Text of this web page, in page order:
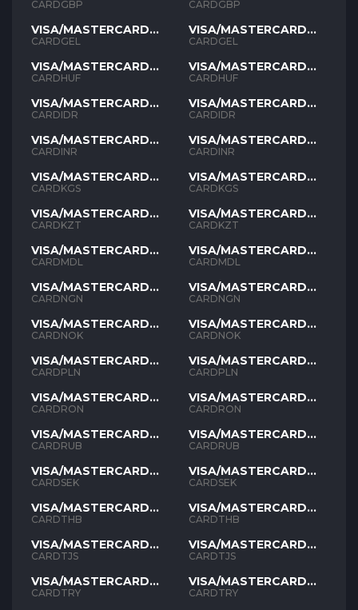
GBP
CARDGBP
VISA/MASTERCARD
GEL
CARDGEL
VISA/MASTERCARD
HUF
CARDHUF
VISA/MASTERCARD
IDR
CARDIDR
VISA/MASTERCARD
INR
CARDINR
VISA/MASTERCARD
KGS
CARDKGS
VISA/MASTERCARD
KZT
CARDKZT
VISA/MASTERCARD
MDL
CARDMDL
VISA/MASTERCARD
NGN
CARDNGN
VISA/MASTERCARD
NOK
CARDNOK
VISA/MASTERCARD
PLN
CARDPLN
VISA/MASTERCARD
RON
CARDRON
VISA/MASTERCARD
RUB
CARDRUB
VISA/MASTERCARD
SEK
CARDSEK
VISA/MASTERCARD
THB
CARDTHB
VISA/MASTERCARD
TJS
CARDTJS
VISA/MASTERCARD
TYR
CARDTRY
GBP
CARDGBP
VISA/MASTERCARD
GEL
CARDGEL
VISA/MASTERCARD
HUF
CARDHUF
VISA/MASTERCARD
IDR
CARDIDR
VISA/MASTERCARD
INR
CARDINR
VISA/MASTERCARD
KGS
CARDKGS
VISA/MASTERCARD
KZT
CARDKZT
VISA/MASTERCARD
MDL
CARDMDL
VISA/MASTERCARD
NGN
CARDNGN
VISA/MASTERCARD
NOK
CARDNOK
VISA/MASTERCARD
PLN
CARDPLN
VISA/MASTERCARD
RON
CARDRON
VISA/MASTERCARD
RUB
CARDRUB
VISA/MASTERCARD
SEK
CARDSEK
VISA/MASTERCARD
THB
CARDTHB
VISA/MASTERCARD
TJS
CARDTJS
VISA/MASTERCARD
TYR
CARDTRY